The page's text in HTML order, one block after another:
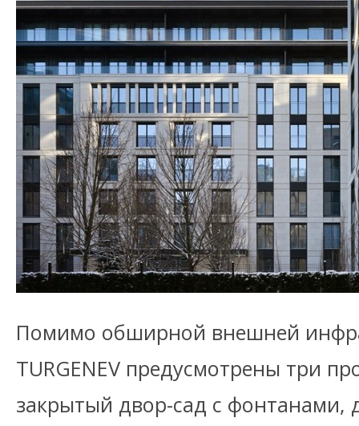
Помимо обширной внешней
TURGENEV предусмотрены три
закрытый двор-сад с фонтанами,